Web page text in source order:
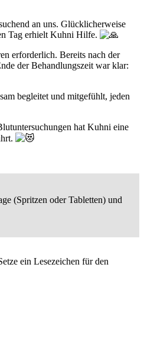
an uns. Glücklicherweise
Tag erhielt Kuhni Hilfe.
erforderlich. Bereits nach der
der Behandlungszeit war klar:
begleitet und mitgefühlt, jeden
hat Kuhni eine
(Spritzen oder Tabletten) und
ein Lesezeichen für den